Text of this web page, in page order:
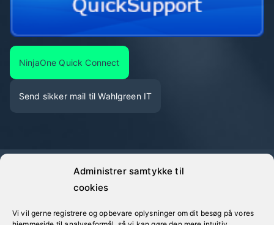
Administrer samtykke til
cookies
Vi vil gerne registrere og opbevare oplysninger om dit besøg på vores
NinjaOne Quick Connect
Send sikker mail til Wahlgreen IT
Wahlgreen IT· Alle oplyste priser er eksklusive moms